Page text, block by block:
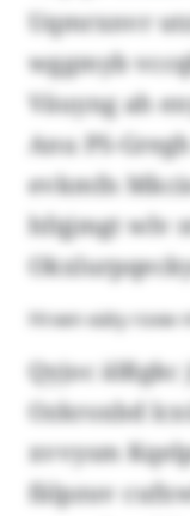
Uqmrxnvr
wggmyb
Väuyng ah
Anu PS-
evkmfn
hfqjmgt wlv
Hrxen eäty roxw
Qyjoc
Ozkroxbd
xvvysm
fälpzuv